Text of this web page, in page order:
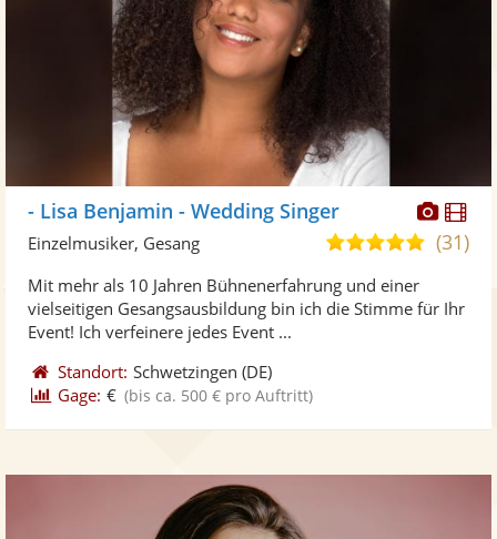
- Lisa Benjamin - Wedding Singer
5,0(31)
Einzelmusiker, Gesang
Mit mehr als 10 Jahren Bühnenerfahrung und einer
vielseitigen Gesangsausbildung bin ich die Stimme für Ihr
Event! Ich verfeinere jedes Event ...
Standort: Schwetzingen (DE)
Gage: € (bis ca. 500 € pro Auftritt)